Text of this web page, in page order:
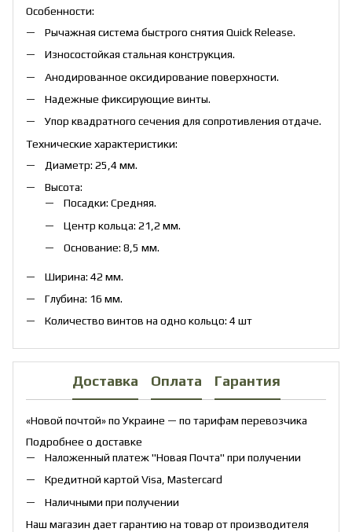
Особенности:
Рычажная система быстрого снятия Quick Release.
Износостойкая стальная конструкция.
Анодированное оксидирование поверхности.
Надежные фиксирующие винты.
Упор квадратного сечения для сопротивления отдаче.
Технические характеристики:
Диаметр: 25,4 мм.
Высота:
Посадки: Средняя.
Центр кольца: 21,2 мм.
Основание: 8,5 мм.
Ширина: 42 мм.
Глубина: 16 мм.
Количество винтов на одно кольцо: 4 шт
Доставка Оплата Гарантия
«Новой почтой» по Украине — по тарифам перевозчика
Подробнее о доставке
Наложенный платеж "Новая Почта" при получении
Кредитной картой Visa, Mastercard
Наличными при получении
Наш магазин дает гарантию на товар от производителя